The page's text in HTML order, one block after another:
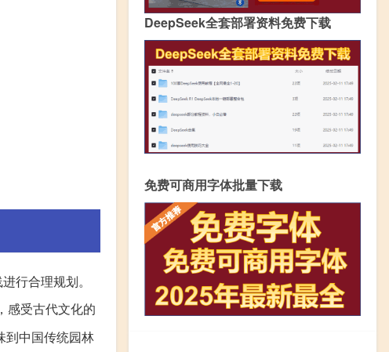
行合理规划。
感受古代文化的
到中国传统园林
DeepSeek全套部署资料免费下载
免费可商用字体批量下载